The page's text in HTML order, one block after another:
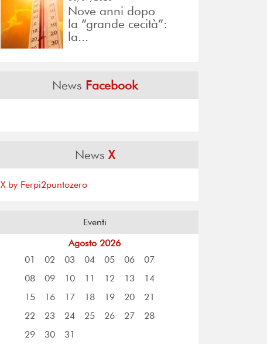
Nove anni dopo
la “grande cecità”:
la...
News Facebook
NewsX
X by Ferpi2puntozero
Eventi
Agosto 2026
01
02 03 04 05 06
07
08
09 10 11 12 13
14
15
16 17 18 19 20
21
22
23 24 25 26 27
28
29
30 31